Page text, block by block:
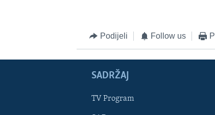
Podijeli Follow us
SADRŽAJ
TV Program